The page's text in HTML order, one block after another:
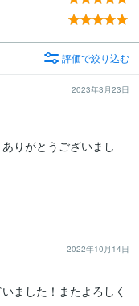
評価で絞り込む
2023年3月23日
りがとうございまし
2022年10月14日
ました！またよろしく